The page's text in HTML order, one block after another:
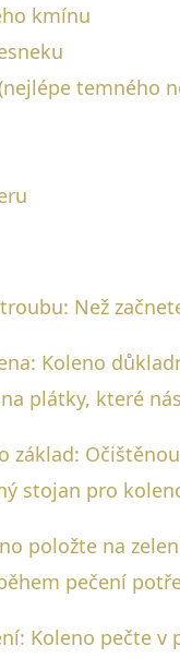
kmínu
temného
Než
Koleno
plátky, které
základ:
stojan pro
položte na
pečení
Koleno pečte